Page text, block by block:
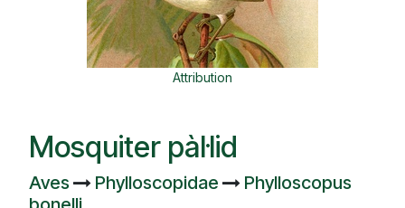
Attribution
Mosquiter pàl·lid
Aves Phylloscopidae
Phylloscopus